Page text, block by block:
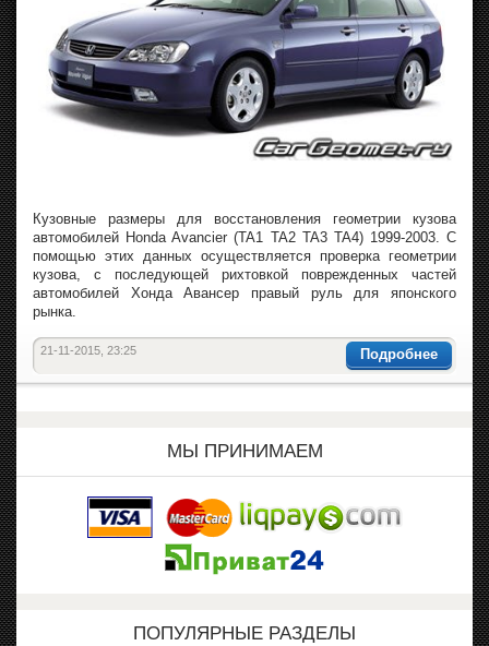
Кузовные размеры для восстановления геометрии кузова
автомобилей Honda Avancier (TA1 TA2 TA3 TA4) 1999-2003. С
помощью этих данных осуществляется проверка геометрии
кузова, с последующей рихтовкой поврежденных частей
автомобилей Хонда Авансер правый руль для японского
рынка.
Подробнее
21-11-2015, 23:25
МЫ ПРИНИМАЕМ
ПОПУЛЯРНЫЕ РАЗДЕЛЫ